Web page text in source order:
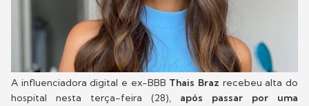
A influenciadora digital e ex-BBB Thais Braz recebeu alta do
hospital nesta terça-feira (28), após passar por uma